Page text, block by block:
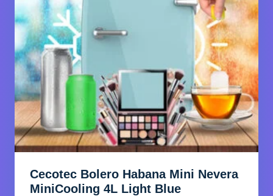
Cecotec Bolero Habana Mini Nevera
MiniCooling 4L Light Blue